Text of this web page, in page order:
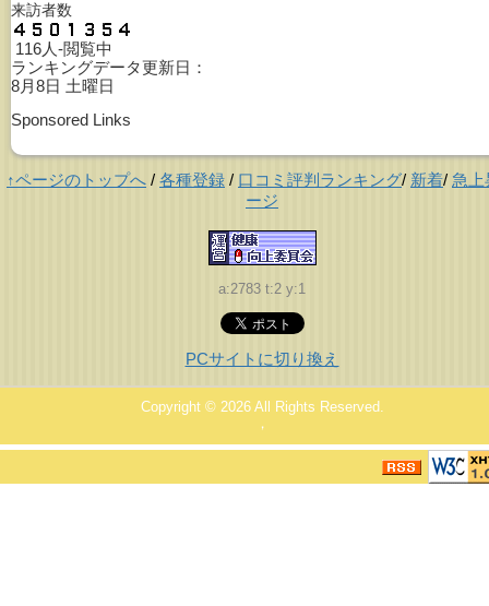
来訪者数
116人-閲覧中
ランキングデータ更新日：
8月8日 土曜日
Sponsored Links
↑ページのトップへ / 各種登録 / 口コミ評判ランキング/ 新着/ 急上
ージ
a:2783 t:2 y:1
PCサイトに切り換え
Copyright © 2026 All Rights Reserved.
，